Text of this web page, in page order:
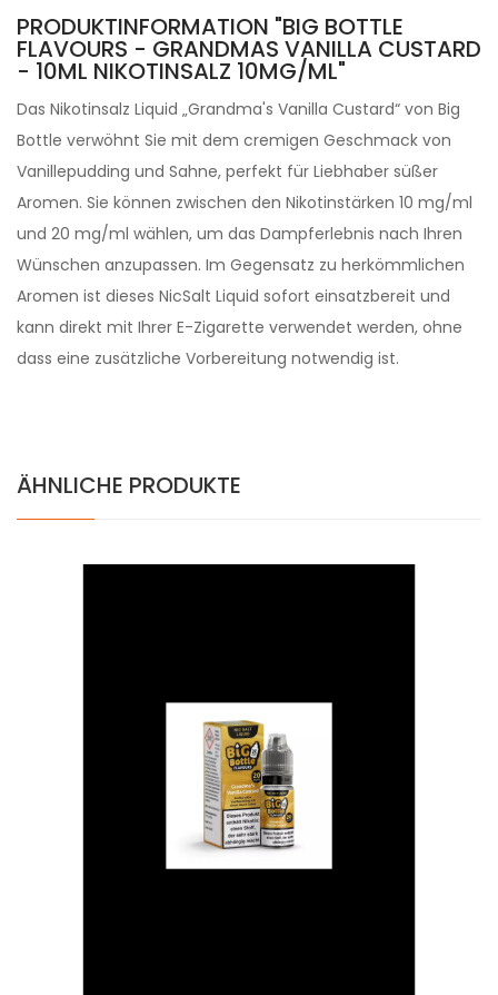
PRODUKTINFORMATION "BIG BOTTLE
FLAVOURS - GRANDMAS VANILLA CUSTARD
- 10ML NIKOTINSALZ 10MG/ML"
Das Nikotinsalz Liquid „Grandma's Vanilla Custard“ von Big
Bottle verwöhnt Sie mit dem cremigen Geschmack von
Vanillepudding und Sahne, perfekt für Liebhaber süßer
Aromen. Sie können zwischen den Nikotinstärken 10 mg/ml
und 20 mg/ml wählen, um das Dampferlebnis nach Ihren
Wünschen anzupassen. Im Gegensatz zu herkömmlichen
Aromen ist dieses NicSalt Liquid sofort einsatzbereit und
kann direkt mit Ihrer E-Zigarette verwendet werden, ohne
dass eine zusätzliche Vorbereitung notwendig ist.
ÄHNLICHE PRODUKTE